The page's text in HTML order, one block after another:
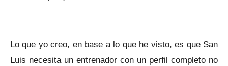
Lo que yo creo, en base a lo que he visto, es que San
Luis necesita un entrenador con un perfil completo no